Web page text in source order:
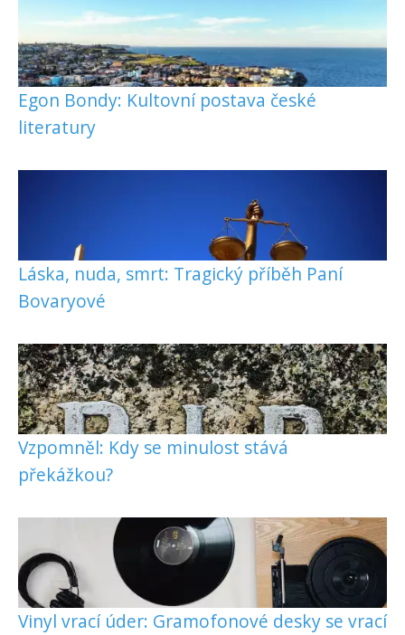
Egon Bondy: Kultovní postava české
literatury
Láska, nuda, smrt: Tragický příběh Paní
Bovaryové
Vzpomněl: Kdy se minulost stává
překážkou?
Vinyl vrací úder: Gramofonové desky se vrací